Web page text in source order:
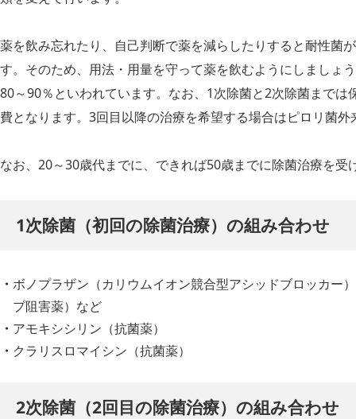
薬を飲み忘れたり、自己判断で薬を減らしたりすると耐性菌
す。そのため、用法・用量を守って薬を飲むようにしましょ
80～90％といわれています。なお、1次除菌と2次除菌まで
費となります。3回目以降の治療を希望する場合はピロリ菌
なお、20～30歳代までに、できれば50歳までに除菌治療を
1次除菌（初回の除菌治療）の組み合わせ
ボノプラザン（カリウムイオン競合型アシッドブロッカー
プ阻害薬）など
アモキシシリン（抗菌薬）
クラリスロマイシン（抗菌薬）
2次除菌（2回目の除菌治療）の組み合わせ